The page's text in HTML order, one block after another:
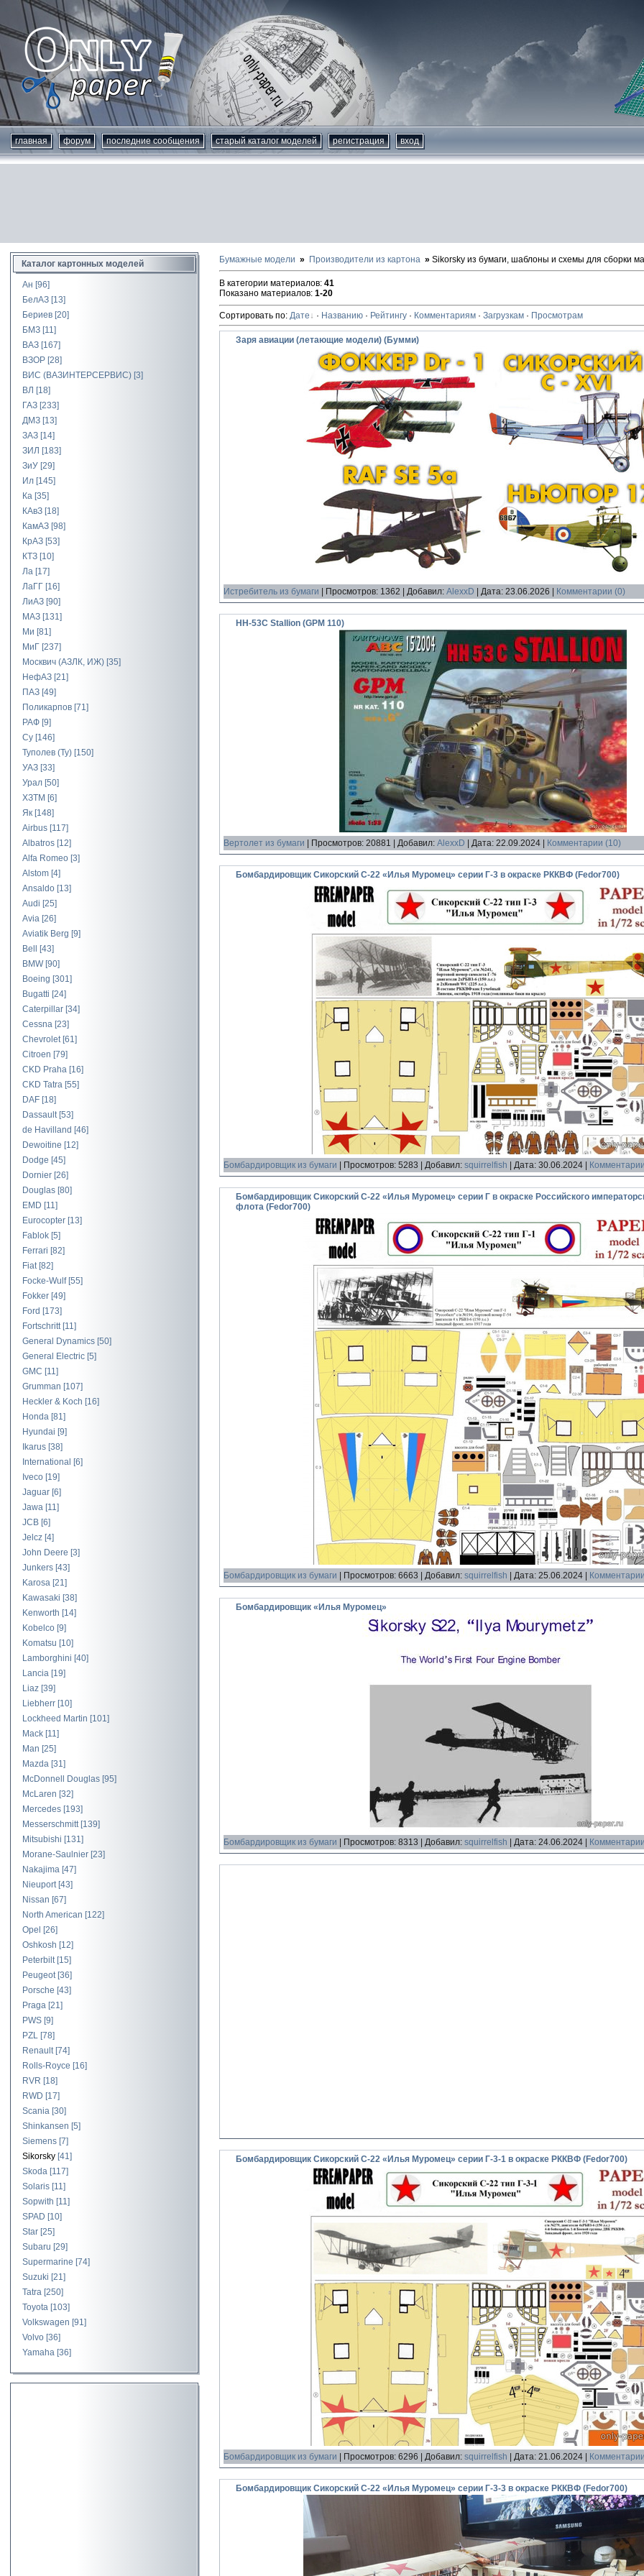
главная форум последние сообщения старый каталог моделей регистрация вход
Каталог картонных моделей
Ан [96]
БелАЗ [13]
Бериев [20]
БМЗ [11]
ВАЗ [167]
ВЗОР [28]
ВИС (ВАЗИНТЕРСЕРВИС) [3]
ВЛ [18]
ГАЗ [233]
ДМЗ [13]
ЗАЗ [14]
ЗИЛ [183]
ЗиУ [29]
Ил [145]
Ка [35]
КАвЗ [18]
КамАЗ [98]
КрАЗ [53]
КТЗ [10]
Ла [17]
ЛаГГ [16]
ЛиАЗ [90]
МАЗ [131]
Ми [81]
МиГ [237]
Москвич (АЗЛК, ИЖ) [35]
НефАЗ [21]
ПАЗ [49]
Поликарпов [71]
РАФ [9]
Су [146]
Туполев (Ту) [150]
УАЗ [33]
Урал [50]
ХЗТМ [6]
Як [148]
Airbus [117]
Albatros [12]
Alfa Romeo [3]
Alstom [4]
Ansaldo [13]
Audi [25]
Avia [26]
Aviatik Berg [9]
Bell
[43]
BMW [90]
Boeing [301]
Bugatti [24]
Caterpillar [34]
Cessna [23]
Chevrolet [61]
Citroen [79]
CKD Praha [16]
CKD Tatra [55]
DAF [18]
Dassault [53]
de Havilland [46]
Dewoitine [12]
Dodge [45]
Dornier [26]
Douglas [80]
EMD [11]
Eurocopter [13]
Fablok [5]
Ferrari [82]
Fiat [82]
Focke-Wulf [55]
Fokker [49]
Ford [173]
Fortschritt [11]
General Dynamics [50]
General Electric [5]
GMC [11]
Grumman [107]
Heckler & Koch [16]
Honda [81]
Hyundai [9]
Ikarus [38]
International [6]
Iveco [19]
Jaguar [6]
Jawa [11]
JCB [6]
Jelcz [4]
John Deere [3]
Junkers [43]
Karosa [21]
Kawasaki [38]
Kenworth [14]
Kobelco [9]
Komatsu [10]
Lamborghini [40]
Lancia [19]
Liaz [39]
Liebherr [10]
Lockheed Martin [101]
Mack [11]
Man [25]
Mazda [31]
McDonnell Douglas [95]
McLaren [32]
Mercedes [193]
Messerschmitt [139]
Mitsubishi [131]
Morane-Saulnier [23]
Nakajima [47]
Nieuport [43]
Nissan [67]
North American [122]
Opel
[26]
Oshkosh [12]
Peterbilt [15]
Peugeot [36]
Porsche [43]
Praga [21]
PWS [9]
PZL [78]
Renault [74]
Rolls-Royce [16]
RVR [18]
RWD [17]
Scania [30]
Shinkansen [5]
Siemens [7]
Sikorsky [41]
Skoda [117]
Solaris [11]
Sopwith [11]
SPAD [10]
Star [25]
Subaru [29]
Supermarine [74]
Suzuki [21]
Tatra [250]
Toyota [103]
Volkswagen [91]
Volvo [36]
Yamaha [36]
Бумажные модели Производители из картона Sikorsky из бумаги, шаблоны и схемы для сборки
В категории материалов: 41
Показано материалов: 1-20
Сортировать по: Дате · Названию · Рейтингу · Комментариям · Загрузкам · Просмотрам
Заря авиации (летающие модели) (Бумми)
Истребитель из бумаги Просмотров: 1362 Добавил: AlexxD Дата: 23.06.2026 Комментарии (0)
HH-53C Stallion (GPM 110)
Вертолет из бумаги Просмотров: 20881 Добавил: AlexxD Дата: 22.09.2024 Комментарии (10)
Бомбардировщик Сикорский С-22 «Илья Муромец» серии Г-3 в окраске РККВФ (Fedor700)
Бомбардировщик из бумаги Просмотров: 5283 Добавил: squirrelfish Дата: 30.06.2024
Бомбардировщик Сикорский С-22 «Илья Муромец» серии Г в окраске Российского
флота (Fedor700)
Бомбардировщик из бумаги Просмотров: 6663 Добавил: squirrelfish Дата: 25.06.2024
Бомбардировщик «Илья Муромец»
Бомбардировщик из бумаги Просмотров: 8313 Добавил: squirrelfish Дата: 24.06.2024
Бомбардировщик Сикорский С-22 «Илья Муромец» серии Г-3-1 в окраске РККВФ (Fedor700)
Бомбардировщик из бумаги Просмотров: 6296 Добавил: squirrelfish Дата: 21.06.2024
Бомбардировщик Сикорский С-22 «Илья Муромец» серии Г-3-3 в окраске РККВФ (Fedor700)